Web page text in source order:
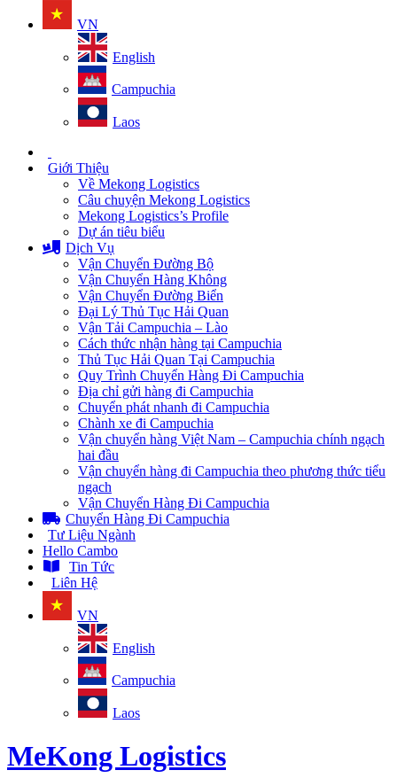
VN
English
Campuchia
Laos
Giới Thiệu
Về Mekong Logistics
Câu chuyện Mekong Logistics
Mekong Logistics’s Profile
Dự án tiêu biểu
Dịch Vụ
Vận Chuyển Đường Bộ
Vận Chuyển Hàng Không
Vận Chuyển Đường Biển
Đại Lý Thủ Tục Hải Quan
Vận Tải Campuchia – Lào
Cách thức nhận hàng tại Campuchia
Thủ Tục Hải Quan Tại Campuchia
Quy Trình Chuyển Hàng Đi Campuchia
Địa chỉ gửi hàng đi Campuchia
Chuyển phát nhanh đi Campuchia
Chành xe đi Campuchia
Vận chuyển hàng Việt Nam – Campuchia chính ngạch
hai đầu
Vận chuyển hàng đi Campuchia theo phương thức tiểu
ngạch
Vận Chuyển Hàng Đi Campuchia
Chuyển Hàng Đi Campuchia
Tư Liệu Ngành
Hello Cambo
Tin Tức
Liên Hệ
VN
English
Campuchia
Laos
MeKong Logistics